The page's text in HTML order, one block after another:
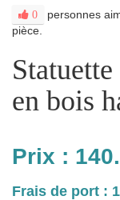
0
personnes
pièce.
en bois
Prix :
Frais de port :